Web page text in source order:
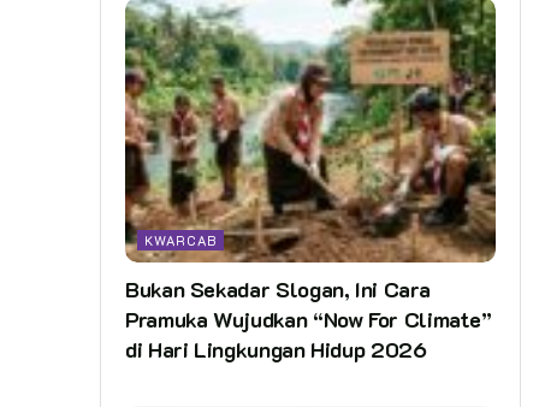
KWARCAB
Bukan Sekadar Slogan, Ini Cara
Pramuka Wujudkan “Now For Climate”
di Hari Lingkungan Hidup 2026